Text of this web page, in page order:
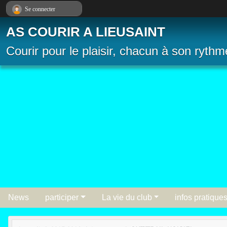
AS COURIR A LIEUSAINT
Courir pour le plaisir, chacun à son
News participer La vie du club infos pratiques
Se connecter
Panneau de gestion des cookies